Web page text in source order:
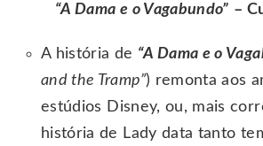
“A Dama e o Vagabundo” –
A história de “A Dama e o
and the Tramp”) remonta aos
estúdios Disney, ou, mais
história de Lady data tanto